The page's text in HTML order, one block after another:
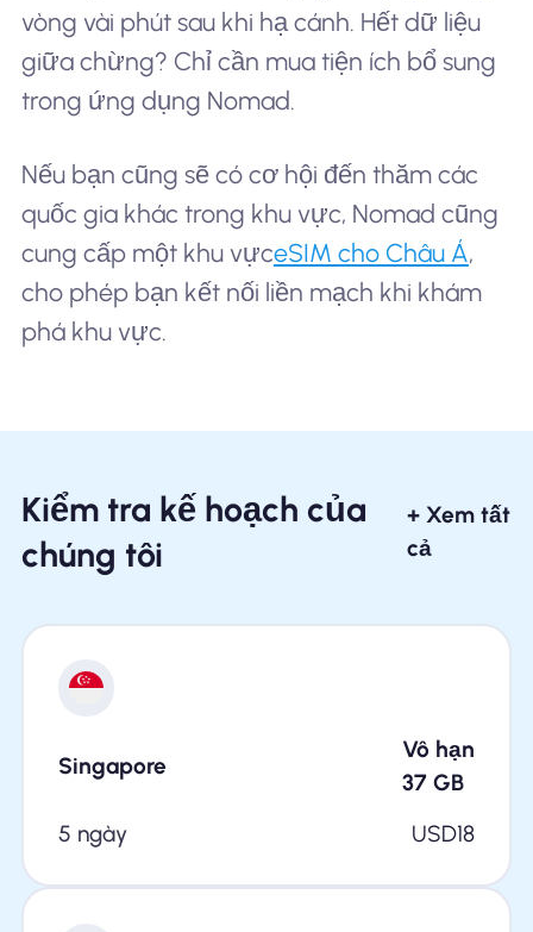
vòng vài phút sau khi hạ cánh. Hết dữ liệu
giữa chừng? Chỉ cần mua tiện ích bổ sung
trong ứng dụng Nomad.
Nếu bạn cũng sẽ có cơ hội đến thăm các
quốc gia khác trong khu vực, Nomad cũng
cung cấp một khu vựceSIM cho Châu Á,
cho phép bạn kết nối liền mạch khi khám
phá khu vực.
Kiểm tra kế hoạch của
chúng tôi
+ Xem tất
cả
Singapore
Vô hạn
37 GB
5 ngày
USD18